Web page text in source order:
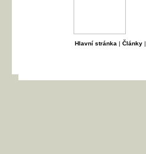
Hlavní stránka | Články|